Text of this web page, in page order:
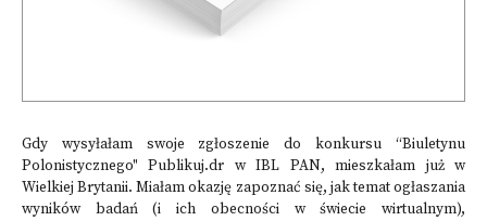
Gdy wysyłałam swoje zgłoszenie do konkursu “Biuletynu
Polonistycznego" Publikuj.dr w IBL PAN, mieszkałam już w
Wielkiej Brytanii. Miałam okazję zapoznać się, jak temat ogłaszania
wyników badań (i ich obecności w świecie wirtualnym),